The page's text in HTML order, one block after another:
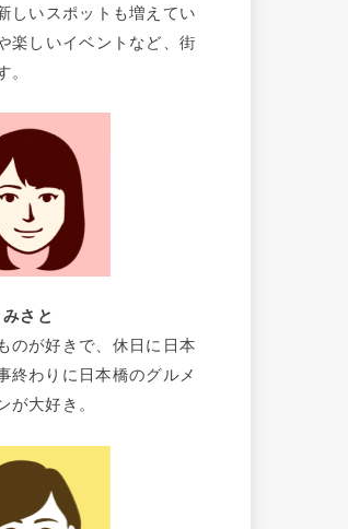
しいスポットも増えてい
楽しいイベントなど、街
。
みさと
のが好きで、休日に日本
終わりに日本橋のグルメ
が大好き。